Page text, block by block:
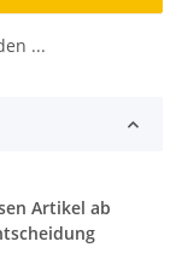
...
Artikel ab